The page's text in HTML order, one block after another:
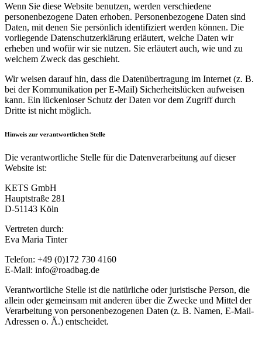
Wenn Sie diese Website benutzen, werden verschiedene
personenbezogene Daten erhoben. Personenbezogene Daten sind
Daten, mit denen Sie persönlich identifiziert werden können. Die
vorliegende Datenschutzerklärung erläutert, welche Daten wir
erheben und wofür wir sie nutzen. Sie erläutert auch, wie und zu
welchem Zweck das geschieht.
Wir weisen darauf hin, dass die Datenübertragung im Internet (z. B.
bei der Kommunikation per E-Mail) Sicherheitslücken aufweisen
kann. Ein lückenloser Schutz der Daten vor dem Zugriff durch
Dritte ist nicht möglich.
Hinweis zur verantwortlichen Stelle
Die verantwortliche Stelle für die Datenverarbeitung auf dieser
Website ist:
KETS GmbH
Hauptstraße 281
D-51143 Köln
Vertreten durch:
Eva Maria Tinter
Telefon: +49 (0)172 730 4160
E-Mail: info@roadbag.de
Verantwortliche Stelle ist die natürliche oder juristische Person, die
allein oder gemeinsam mit anderen über die Zwecke und Mittel der
Verarbeitung von personenbezogenen Daten (z. B. Namen, E-Mail-
Adressen o. Ä.) entscheidet.